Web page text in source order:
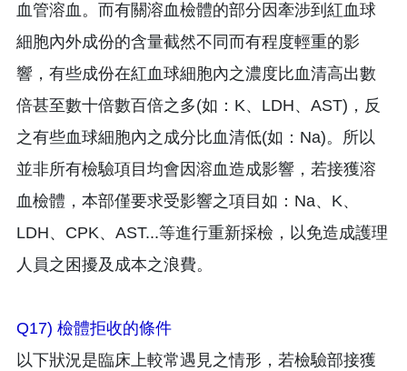
血管溶血。而有關溶血檢體的部分因牽涉到紅血球
細胞內外成份的含量截然不同而有程度輕重的影
響，有些成份在紅血球細胞內之濃度比血清高出數
倍甚至數十倍數百倍之多(如：K、LDH、AST)，反
之有些血球細胞內之成分比血清低(如：Na)。所以
並非所有檢驗項目均會因溶血造成影響，若接獲溶
血檢體，本部僅要求受影響之項目如：Na、K、
LDH、CPK、AST...等進行重新採檢，以免造成護理
人員之困擾及成本之浪費。
Q17) 檢體拒收的條件
以下狀況是臨床上較常遇見之情形，若檢驗部接獲